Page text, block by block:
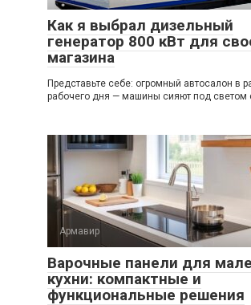
Как я выбрал дизельный
генератор 800 кВт для
магазина
Представьте себе: огромный автосалон в
рабочего дня — машины сияют под светом
Армавир
Варочные панели для
кухни: компактные и
функциональные решения